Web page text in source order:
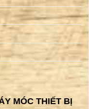
MÓC THIẾT BỊ